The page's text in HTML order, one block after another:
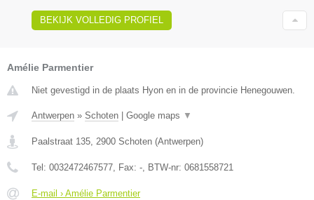
BEKIJK VOLLEDIG PROFIEL
Amélie Parmentier
Niet gevestigd in de plaats Hyon en in de provincie Henegouwen.
Antwerpen » Schoten Google maps ▼
Paalstraat 135, 2900 Schoten (Antwerpen)
Tel: 0032472467577, Fax: -, BTW-nr: 0681558721
E-mail › Amélie Parmentier